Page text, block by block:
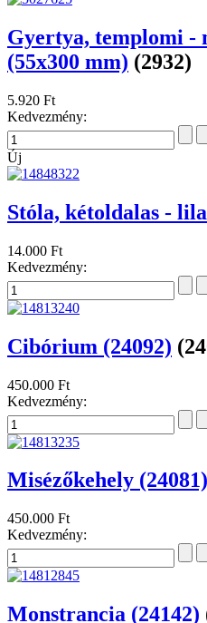
Gyertya, templomi -
(55x300 mm) (2932)
5.920 Ft
Kedvezmény:
Új
Stóla, kétoldalas - lila
14.000 Ft
Kedvezmény:
Cibórium (24092)
450.000 Ft
Kedvezmény:
Misézőkehely (24081)
450.000 Ft
Kedvezmény:
Monstrancia (24142)